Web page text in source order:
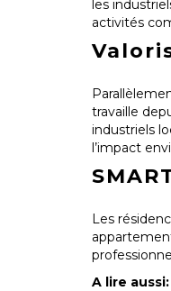
les
activités
travaille
industriels
l’impact
Les
A lire aussi: